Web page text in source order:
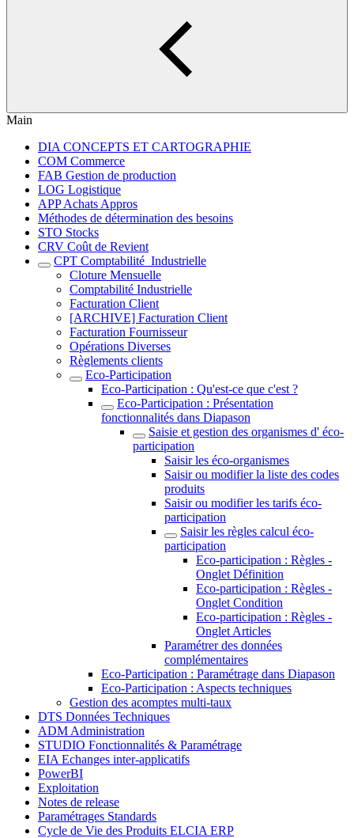
Main
DIA CONCEPTS ET CARTOGRAPHIE
COM Commerce
FAB Gestion de production
LOG Logistique
APP Achats Appros
Méthodes de détermination des besoins
STO Stocks
CRV Coût de Revient
CPT Comptabilité_Industrielle
Cloture Mensuelle
Comptabilité Industrielle
Facturation Client
[ARCHIVE] Facturation Client
Facturation Fournisseur
Opérations Diverses
Règlements clients
Eco-Participation
Eco-Participation : Qu'est-ce que c'est ?
Eco-Participation : Présentation
fonctionnalités dans Diapason
Saisie et gestion des organismes d' éco-
participation
Saisir les éco-organismes
Saisir ou modifier la liste des codes
produits
Saisir ou modifier les tarifs éco-
participation
Saisir les règles calcul éco-
participation
Eco-participation : Règles -
Onglet Définition
Eco-participation : Règles -
Onglet Condition
Eco-participation : Règles -
Onglet Articles
Paramétrer des données
complémentaires
Eco-Participation : Paramétrage dans Diapason
Eco-Participation : Aspects techniques
Gestion des acomptes multi-taux
DTS Données Techniques
ADM Administration
STUDIO Fonctionnalités & Paramétrage
EIA Echanges inter-applicatifs
PowerBI
Exploitation
Notes de release
Paramétrages Standards
Cycle de Vie des Produits ELCIA ERP